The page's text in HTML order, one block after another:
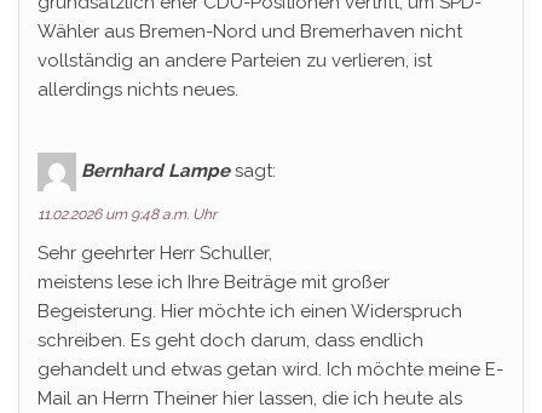
Wähler aus Bremen-Nord und Bremerhaven nicht
vollständig an andere Parteien zu verlieren, ist
allerdings nichts neues.
Bernhard Lampe sagt:
11.02.2026 um 9:48 a.m. Uhr
Sehr geehrter Herr Schuller,
meistens lese ich Ihre Beiträge mit großer
Begeisterung. Hier möchte ich einen Widerspruch
schreiben. Es geht doch darum, dass endlich
gehandelt und etwas getan wird. Ich möchte meine E-
Mail an Herrn Theiner hier lassen, die ich heute als